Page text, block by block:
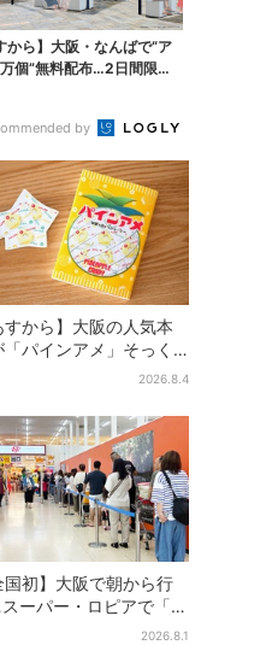
から】大阪・なんばで“ア
個”無料配布…2日間限定
by
すから】大阪の人気本
「パインアメ」そっく
ブックカバー開発、梅
2026.8.4
国初】大阪で朝から行
ーパー・ロピアで「ど
抽選会」、開始30分2026.8.1